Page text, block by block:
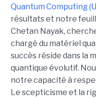
Quantum Computing
résultats et notre
Chetan Nayak,
chargé du matériel
succès réside dans la
quantique évolutif.
notre capacité à
Le scepticisme et la